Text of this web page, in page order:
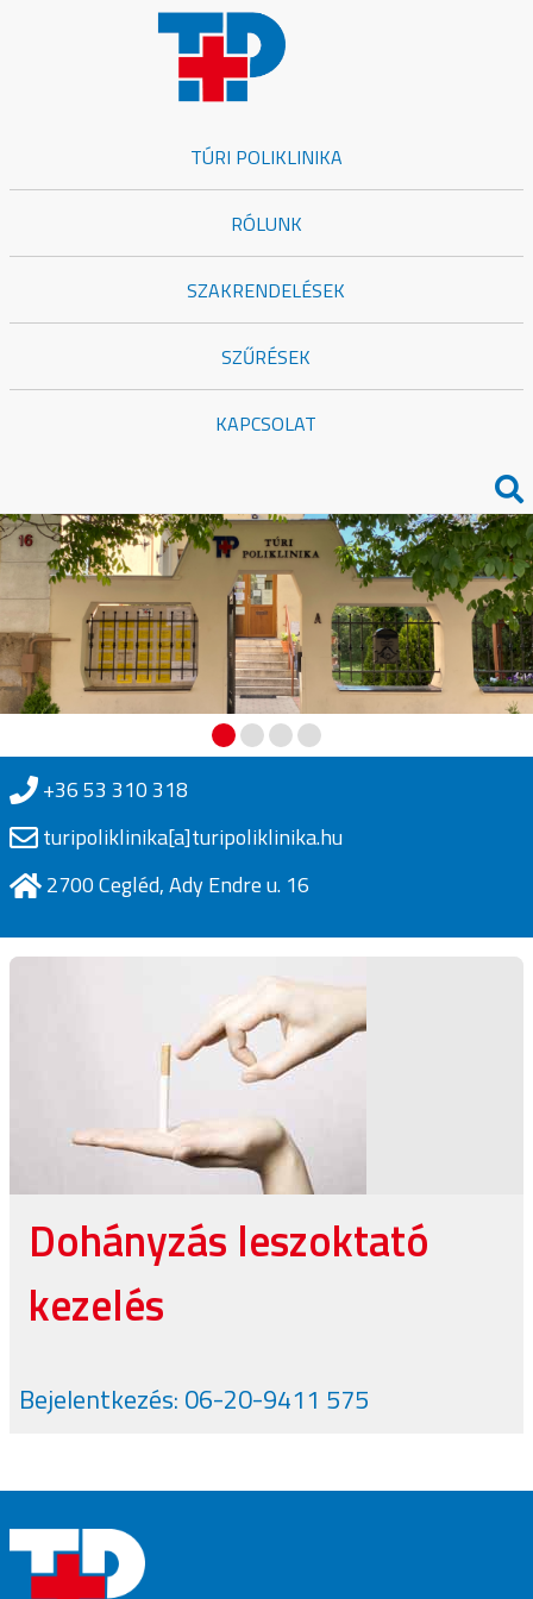
TÚRI POLIKLINIKA
RÓLUNK
SZAKRENDELÉSEK
SZŰRÉSEK
KAPCSOLAT
+36 53 310 318
turipoliklinika[a]turipoliklinika.hu
2700 Cegléd, Ady Endre u. 16
Dohányzás leszoktató
kezelés
Bejelentkezés: 06-20-9411 575